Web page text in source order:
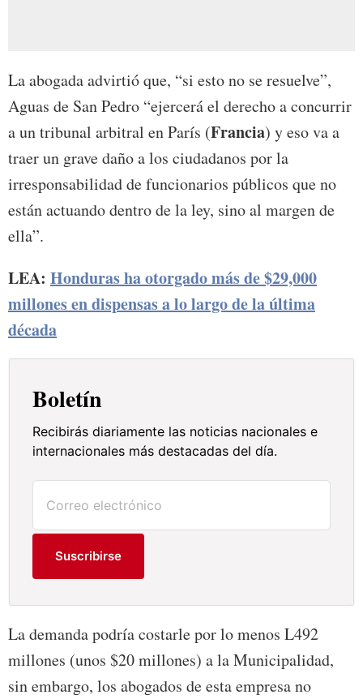
La abogada advirtió que, “si esto no se resuelve”,
Aguas de San Pedro “ejercerá el derecho a concurrir
a un tribunal arbitral en París (Francia) y eso va a
traer un grave daño a los ciudadanos por la
irresponsabilidad de funcionarios públicos que no
están actuando dentro de la ley, sino al margen de
ella”.
LEA: Honduras ha otorgado más de $29,000
millones en dispensas a lo largo de la última
década
Boletín
Recibirás diariamente las noticias nacionales e
internacionales más destacadas del día.
Suscribirse
La demanda podría costarle por lo menos L492
millones (unos $20 millones) a la Municipalidad,
sin embargo, los abogados de esta empresa no